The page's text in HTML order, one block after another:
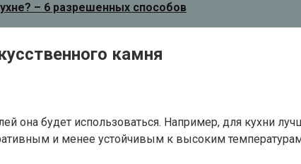
– 6 разрешенных способов
камня
она будет использоваться. Например, для кухни
и менее устойчивым к высоким